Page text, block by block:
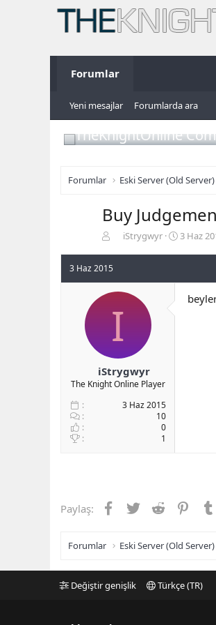
Forumlar
Yeni mesajlar Forumlarda ara
TheKnightOnline
Forumlar Eski Server (Old Server)
Buy
b
u
u
a
l
a
t
iStrygwyr
B
a
3 Haz
3 Haz 2015
I
iStrygwyr
The Knight Online Player
3 Haz 2015
10
0
1
Paylaş: Facebook
TwitterReddit
Forumlar Eski Server (Old Server)
Değiştir genişlik Türkçe (TR)